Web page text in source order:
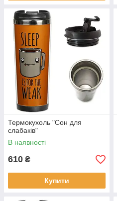
Термокухоль "Сон для
слабаків"
В наявності
610 ₴
Купити